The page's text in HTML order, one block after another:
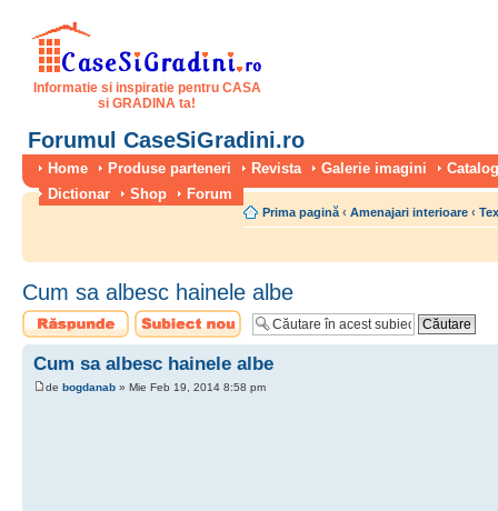
Informatie si inspiratie pentru CASA
si GRADINA ta!
Forumul CaseSiGradini.ro
Home Produse parteneri Revista Galerie imagini
Dictionar
Shop Forum
Prima pagină ‹ Amenajari interioare ‹
Cum sa albesc hainele albe
Scrie un răspuns
Scrie un subiect
nou
Cum sa albesc hainele albe
de bogdanab » Mie Feb 19, 2014 8:58 pm